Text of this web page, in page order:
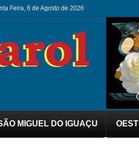
Feira, 6 de Agosto de 2026
MIGUEL DO IGUAÇU